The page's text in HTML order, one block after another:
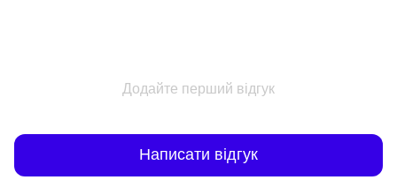
Додайте перший відгук
Написати відгук